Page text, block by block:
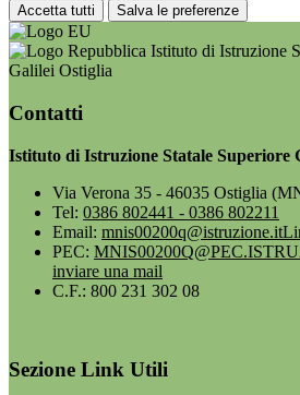
Accetta tutti Salva le preferenze
Istituto di Istruzione
Galilei Ostiglia
Contatti
Istituto di Istruzione Statale Superiore
Via Verona 35 - 46035 Ostiglia
Tel: 0386 802441 - 0386 802211
Email: mnis00200q@istruzione.it
PEC:
inviare una mail
C.F.: 800 231 302 08
Sezione Link Utili